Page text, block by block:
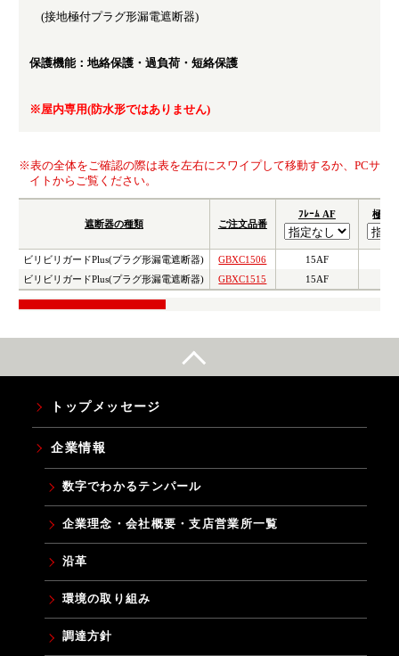
お知らせ
(接地極付プラグ形漏電遮断器)
保護機能：地絡保護・過負荷・短絡保護
※屋内専用(防水形ではありません)
※表の全体をご確認の際は表を左右にスワイプして移動するか、PCサ
イトからご覧ください。
遮断器の種類 ご注文品番
ﾌﾚｰﾑ AF 極数
ビリビリガードPlus(プラグ形漏電遮断器) GBXC1506 15AF
ビリビリガードPlus(プラグ形漏電遮断器)
GBXC1515 15AF
トップメッセージ
企業情報
数字でわかるテンパール
企業理念・会社概要・支店営業所一覧
沿革
環境の取り組み
調達方針